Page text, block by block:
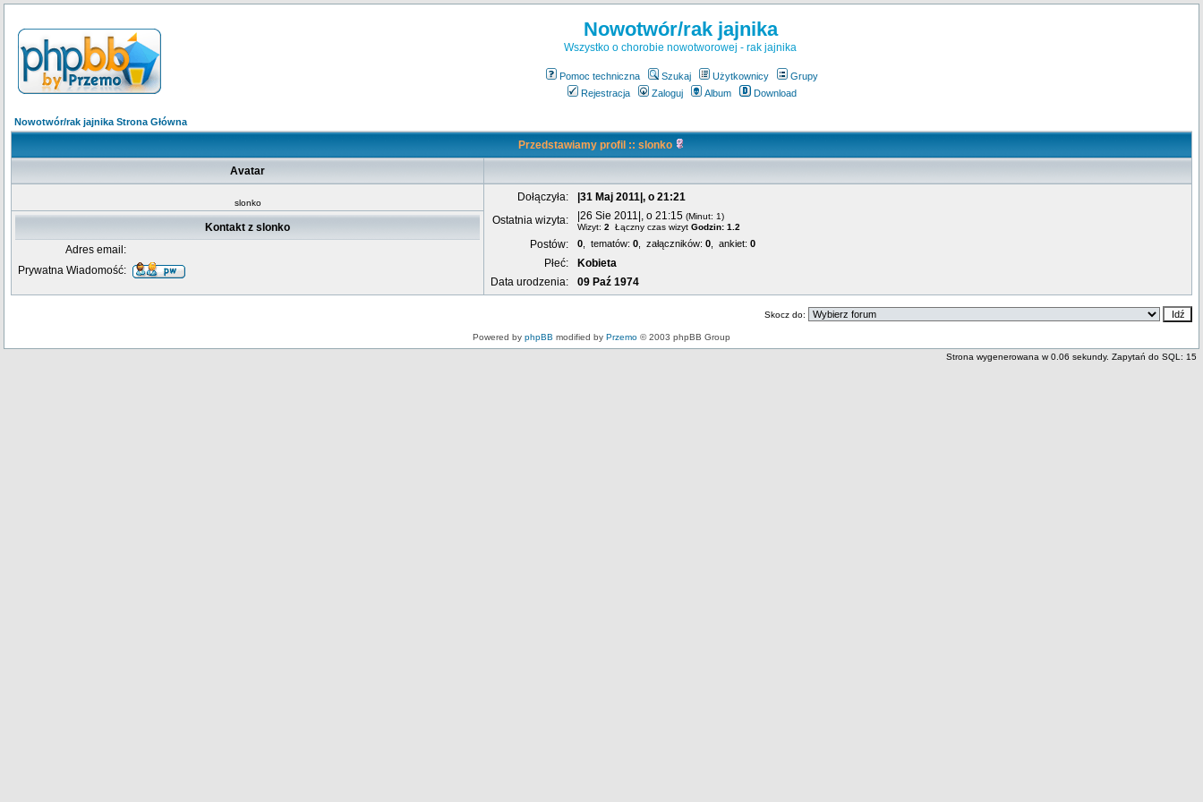
Nowotwór/rak jajnika
Wszystko o chorobie nowotworowej - rak jajnika
Pomoc techniczna Szukaj Użytkownicy
Grupy
Rejestracja
Zaloguj Album Download
Nowotwór/rak jajnika Strona Główna
Przedstawiamy profil :: slonko
Avatar
slonko Dołączyła:
|31 Maj 2011|, o 21:21
Ostatnia wizyta:
|26 Sie 2011|, o 21:15 (Minut: 1)
Wizyt: 2 Łączny czas wizyt Godzin: 1.2
Postów: 0 , tematów: 0 , załączników: 0 , ankiet: 0
Płeć:
Kobieta
Data urodzenia:
09 Paź 1974
Kontakt z slonko
Adres email:
Prywatna Wiadomość:
Skocz do:
Powered by phpBB modified by Przemo © 2003 phpBB Group
Strona wygenerowana w 0.06 sekundy. Zapytań do SQL: 15